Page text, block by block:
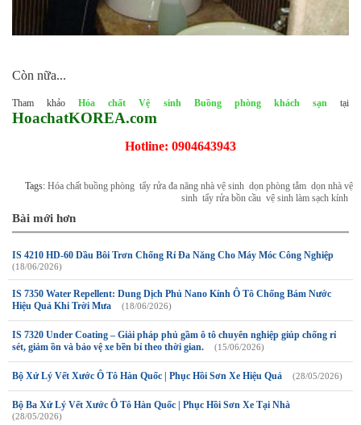
Còn nữa...
Tham khảoHóa chất Vệ sinh Buồng phòng khách sạntại
HoachatKOREA.com
Hotline: 0904643943
Tags: Hóa chất buồng phòng tẩy rửa đa năng nhà vệ sinh dọn phòng tắm dọn nhà vệ
sinh tẩy rửa bồn cầu vệ sinh làm sạch kính
Bài mới hơn
IS 4210 HD-60 Dầu Bôi Trơn Chống Rỉ Đa Năng Cho Máy Móc Công Nghiệp
(18/06/2026)
IS 7350 Water Repellent: Dung Dịch Phủ Nano Kính Ô Tô Chống Bám Nước
Hiệu Quả Khi Trời Mưa
(18/06/2026)
IS 7320 Under Coating – Giải pháp phủ gầm ô tô chuyên nghiệp giúp chống rỉ
sét, giảm ồn và bảo vệ xe bền bỉ theo thời gian.
(15/06/2026)
Bộ Xử Lý Vết Xước Ô Tô Hàn Quốc | Phục Hồi Sơn Xe Hiệu Quả (28/05/2026)
Bộ Ba Xử Lý Vết Xước Ô Tô Hàn Quốc | Phục Hồi Sơn Xe Tại Nhà
(28/05/2026)